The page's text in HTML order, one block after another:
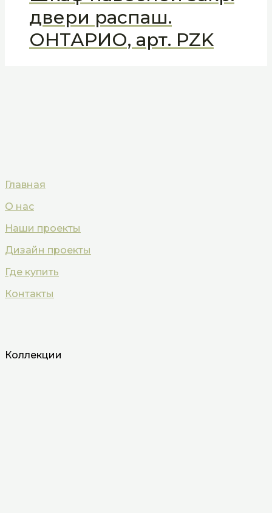
двери распаш.
ОНТАРИО, арт. PZK
Главная
О нас
Наши проекты
Дизайн проекты
Где купить
Контакты
Коллекции